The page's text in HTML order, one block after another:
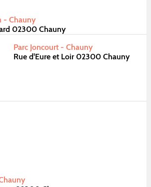
- Chauny
02300 Chauny
Parc Joncourt - Chauny
Rue d'Eure et Loir 02300 Chauny